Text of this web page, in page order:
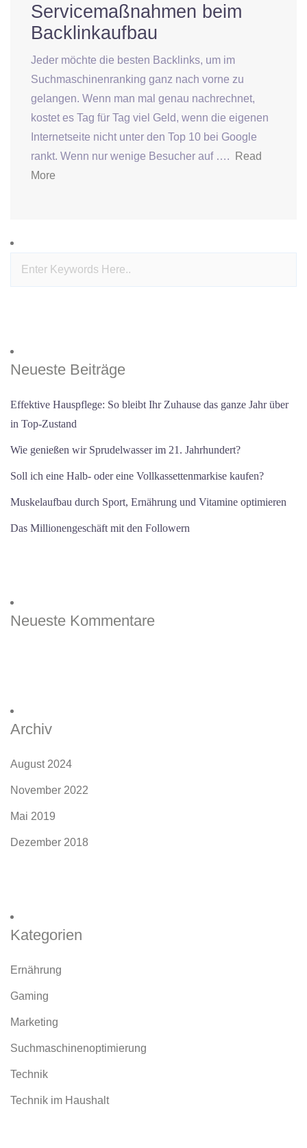
Servicemaßnahmen beim
Backlinkaufbau
Jeder möchte die besten Backlinks, um im
Suchmaschinenranking ganz nach vorne zu
gelangen. Wenn man mal genau nachrechnet,
kostet es Tag für Tag viel Geld, wenn die eigenen
Internetseite nicht unter den Top 10 bei Google
rankt. Wenn nur wenige Besucher auf ….
Read
More
Neueste Beiträge
Effektive Hauspflege: So bleibt Ihr Zuhause das ganze Jahr über
in Top-Zustand
Wie genießen wir Sprudelwasser im 21. Jahrhundert?
Soll ich eine Halb- oder eine Vollkassettenmarkise kaufen?
Muskelaufbau durch Sport, Ernährung und Vitamine optimieren
Das Millionengeschäft mit den Followern
Neueste Kommentare
Archiv
August 2024
November 2022
Mai 2019
Dezember 2018
Kategorien
Ernährung
Gaming
Marketing
Suchmaschinenoptimierung
Technik
Technik im Haushalt